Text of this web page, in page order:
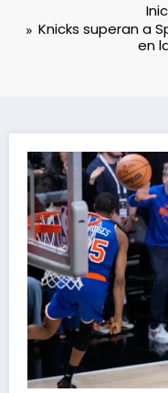
Knicks superan a
en